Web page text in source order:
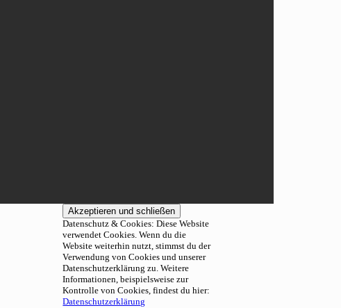
Datenschutz & Cookies: Diese Website
verwendet Cookies. Wenn du die
Website weiterhin nutzt, stimmst du der
Verwendung von Cookies und unserer
Datenschutzerklärung zu. Weitere
Informationen, beispielsweise zur
Kontrolle von Cookies, findest du hier:
Datenschutzerklärung